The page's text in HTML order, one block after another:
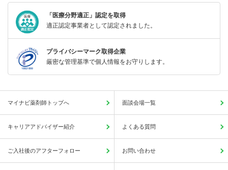
「医療分野適正」認定を取得
適正認定事業者として認定されました。
プライバシーマーク取得企業
厳密な管理基準で個人情報をお守りします。
マイナビ薬剤師トップへ 面談会場一覧
キャリアアドバイザー紹介 よくある質問
ご入社後のアフターフォロー お問い合わせ